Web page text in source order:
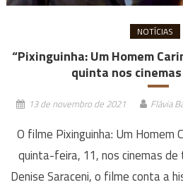
NOTÍCIAS
“Pixinguinha: Um Homem
quinta nos
13 de novembro de 2021 Flávia
O filme Pixinguinha: Um Homem
quinta-feira, 11, nos cinemas
Denise Saraceni, o filme conta a